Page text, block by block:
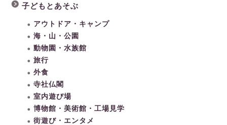
子どもとあそぶ
アウトドア・キャンプ
海・山・公園
動物園・水族館
旅行
外食
寺社仏閣
室内遊び場
博物館・美術館・工場見学
街遊び・エンタメ